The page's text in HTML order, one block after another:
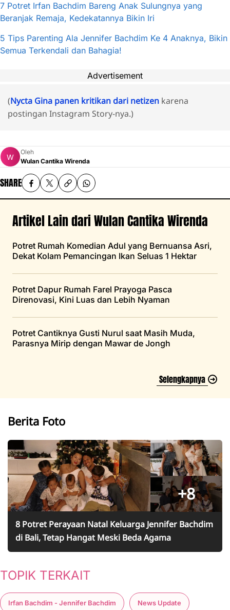
7 Potret Irfan Bachdim Bareng Anak Sulungnya yang
Beranjak Remaja, Kedekatannya Bikin Iri
5 Tips Parenting Ala Jennifer Bachdim Ke 4 Anaknya, Bikin
Semua Terkendali dan Bahagia!
Advertisement
(Nycta Gina panen kritikan dari netizen karena
postingan Instagram Story-nya.)
Oleh
Wulan Cantika Wirenda
SHARE
Artikel Lain dari Wulan Cantika Wirenda
Potret Rumah Komedian Adul yang Bernuansa Asri,
Dekat Kolam Pemancingan Ikan Seluas 1 Hektar
Potret Dapur Rumah Farel Prayoga Pasca
Direnovasi, Kini Luas dan Lebih Nyaman
Potret Cantiknya Gusti Nurul saat Masih Muda,
Parasnya Mirip dengan Mawar de Jongh
Selengkapnya
Berita Foto
+8
8 Potret Perayaan Natal Keluarga Jennifer Bachdim
di Bali, Tetap Hangat Meski Beda Agama
TOPIK TERKAIT
Irfan Bachdim - Jennifer Bachdim News Update